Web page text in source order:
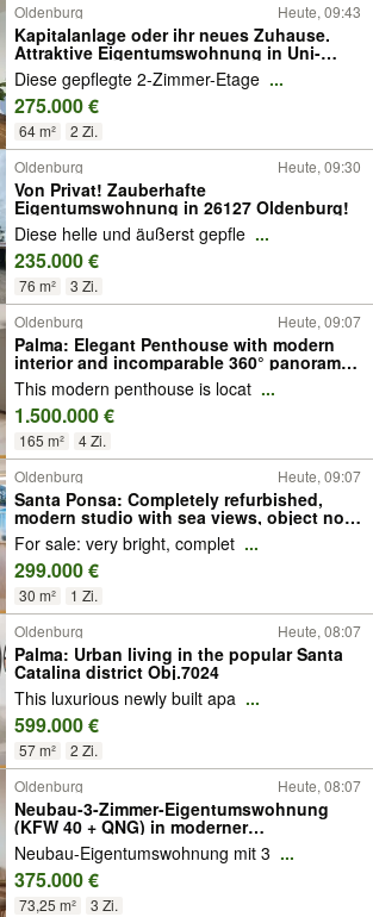
Oldenburg Heute, 09:43
Kapitalanlage oder ihr neues Zuhause.
Attraktive Eigentumswohnung in Uni-
Nähe mit Balkon, Keller und
Tiefgaragenstellplatz
Diese gepflegte 2-Zimmer-Etage ...
275.000 €
64 m² 2 Zi.
Oldenburg Heute, 09:30
Von Privat! Zauberhafte
Eigentumswohnung in 26127 Oldenburg!
Diese helle und äußerst gepfle ...
235.000 €
76 m² 3 Zi.
Oldenburg Heute, 09:07
Palma: Elegant Penthouse with modern
interior and incomparable 360° panoramic
views Obj. 9780
This modern penthouse is locat ...
1.500.000 €
165 m² 4 Zi.
Oldenburg Heute, 09:07
Santa Ponsa: Completely refurbished,
modern studio with sea views, object no.
9757
For sale: very bright, complet ...
299.000 €
30 m² 1 Zi.
Oldenburg Heute, 08:07
Palma: Urban living in the popular Santa
Catalina district Obj.7024
This luxurious newly built apa ...
599.000 €
57 m² 2 Zi.
Oldenburg Heute, 08:07
Neubau-3-Zimmer-Eigentumswohnung
(KFW 40 + QNG) in moderner
Wohnresidenz in Nadorst
Neubau-Eigentumswohnung mit 3 ...
375.000 €
73,25 m²
3 Zi.